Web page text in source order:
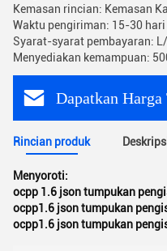
Kemasan rincian: Kemasan
Waktu pengiriman: 15-30 hari
Syarat-syarat pembayaran:
Menyediakan kemampuan:
Dapatkan
Rincian produk
Menyoroti:
ocpp 1.6 json tumpukan
ocpp1.6 json tumpukan
ocpp1.6 json tumpukan